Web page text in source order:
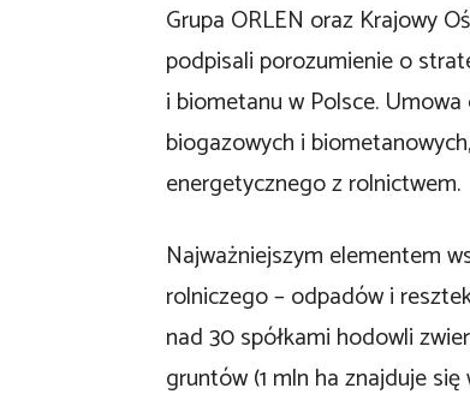
Grupa ORLEN oraz Krajowy
podpisali porozumienie o
i biometanu w Polsce.
biogazowych i
energetycznego z rolnictwem.
Najważniejszym elementem
rolniczego – odpadów i
nad 30 spółkami hodowli
gruntów (1 mln ha znajduje się